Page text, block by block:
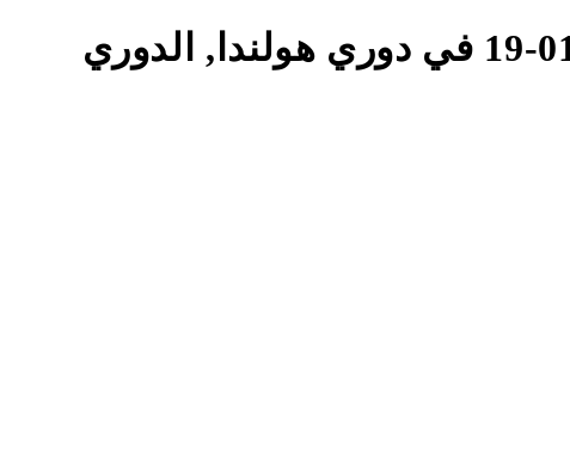
تفاصيل وموعد مباراة رديف أوترخت و آيندهوفن ب بتاريخ 2026-01-19 في دوري هولندا, الدوري